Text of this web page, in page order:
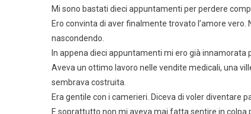
Mi sono bastati dieci appuntamenti per perdere
Ero convinta di aver finalmente trovato l’amore
nascondendo.
In appena dieci appuntamenti mi ero già innamorata
Aveva un ottimo lavoro nelle vendite medicali, una
sembrava costruita.
Era gentile con i camerieri. Diceva di voler diventare
E soprattutto non mi aveva mai fatta sentire in colpa